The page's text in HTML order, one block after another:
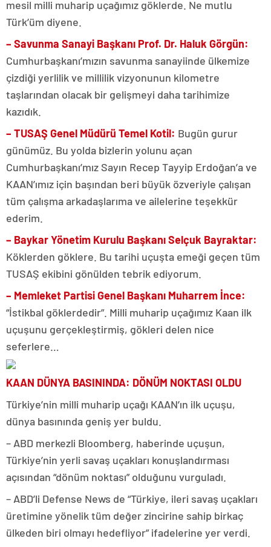
mesil milli muharip uçağımız göklerde. Ne mutlu
Türk’üm diyene.
– Savunma Sanayi Başkanı Prof. Dr. Haluk Görgün:
Cumhurbaşkanı’mızın savunma sanayiinde ülkemize
çizdiği yerlilik ve millilik vizyonunun kilometre
taşlarından olacak bir gelişmeyi daha tarihimize
kazıdık.
– TUSAŞ Genel Müdürü Temel Kotil: Bugün gurur
günümüz. Bu yolda bizlerin yolunu açan
Cumhurbaşkanı’mız Sayın Recep Tayyip Erdoğan’a ve
KAAN’ımız için başından beri büyük özveriyle çalışan
tüm çalışma arkadaşlarıma ve ailelerine teşekkür
ederim.
– Baykar Yönetim Kurulu Başkanı Selçuk Bayraktar:
Köklerden göklere. Bu tarihi uçuşta emeği geçen tüm
TUSAŞ ekibini gönülden tebrik ediyorum.
– Memleket Partisi Genel Başkanı Muharrem İnce:
“İstikbal göklerdedir”. Milli muharip uçağımız Kaan ilk
uçuşunu gerçekleştirmiş, gökleri delen nice
seferlere…
KAAN DÜNYA BASININDA: DÖNÜM NOKTASI OLDU
Türkiye’nin milli muharip uçağı KAAN’ın ilk uçuşu,
dünya basınında geniş yer buldu.
– ABD merkezli Bloomberg, haberinde uçuşun,
Türkiye’nin yerli savaş uçakları konuşlandırması
açısından “dönüm noktası” olduğunu vurguladı.
– ABD’li Defense News de “Türkiye, ileri savaş uçakları
üretimine yönelik tüm değer zincirine sahip birkaç
ülkeden biri olmayı hedefliyor” ifadelerine yer verdi.